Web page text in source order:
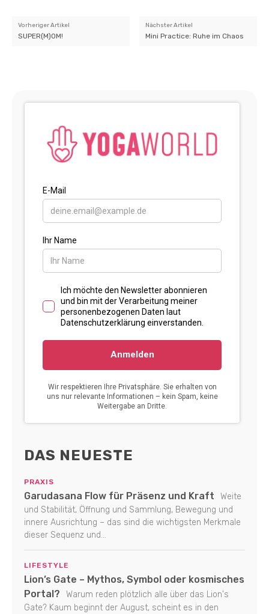
Vorheriger Artikel
SUPER(M)OM!
Nächster Artikel
Mini Practice: Ruhe im Chaos
DAS NEUESTE
PRAXIS
Garudasana Flow für Präsenz und Kraft
Weite
und Stabilität, Öffnung und Sammlung, Bewegung und
innere Ausrichtung – das sind die wichtigsten Merkmale
dieser Sequenz und...
LIFESTYLE
Lion’s Gate – Mythos, Symbol oder kosmisches
Portal?
Warum reden plötzlich alle über das Lion's
Gate? Kaum beginnt der August, scheint es in den